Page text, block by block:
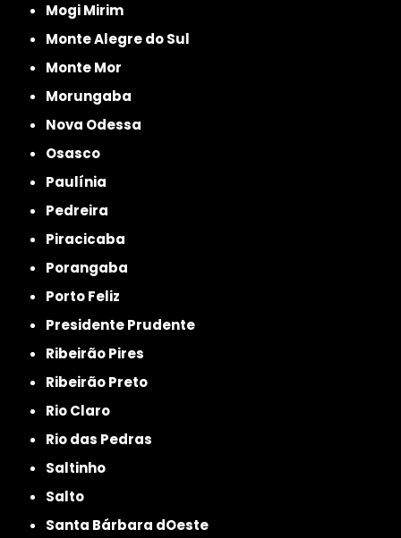
Mogi Mirim
Monte Alegre do Sul
Monte Mor
Morungaba
Nova Odessa
Osasco
Paulínia
Pedreira
Piracicaba
Porangaba
Porto Feliz
Presidente Prudente
Ribeirão Pires
Ribeirão Preto
Rio Claro
Rio das Pedras
Saltinho
Salto
Santa Bárbara dOeste